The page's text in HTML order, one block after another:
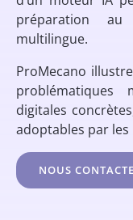
préparation
multilingue.
ProMecano
problématiques
digitales
adoptables par
NOUS